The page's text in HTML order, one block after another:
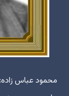
محمود عباس زاده: